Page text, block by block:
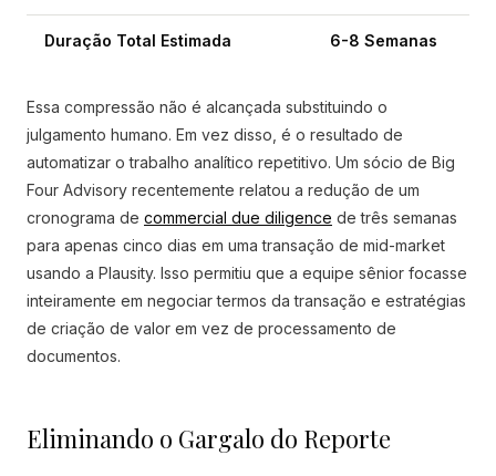
Duração Total Estimada 6-8 Semanas
Essa compressão não é alcançada substituindo o
julgamento humano. Em vez disso, é o resultado de
automatizar o trabalho analítico repetitivo. Um sócio de Big
Four Advisory recentemente relatou a redução de um
cronograma de commercial due diligence de três semanas
para apenas cinco dias em uma transação de mid-market
usando a Plausity. Isso permitiu que a equipe sênior focasse
inteiramente em negociar termos da transação e estratégias
de criação de valor em vez de processamento de
documentos.
Eliminando o Gargalo do Reporte